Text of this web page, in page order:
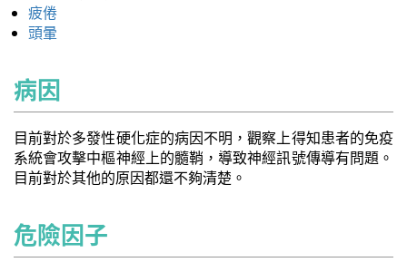
疲倦
頭暈
病因
目前對於多發性硬化症的病因不明，觀察上得知患者的免疫
系統會攻擊中樞神經上的髓鞘，導致神經訊號傳導有問題。
目前對於其他的原因都還不夠清楚。
危險因子